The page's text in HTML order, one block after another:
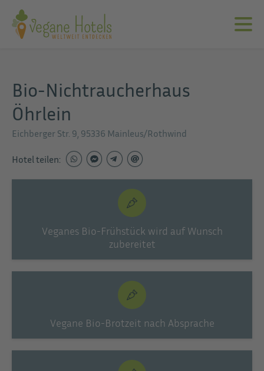
Bio-Nichtraucherhaus
Öhrlein
Eichberger Str. 9, 95336 Mainleus/Rothwind
Hotel teilen:
Veganes Bio-Frühstück wird auf Wunsch
zubereitet
Vegane Bio-Brotzeit nach Absprache